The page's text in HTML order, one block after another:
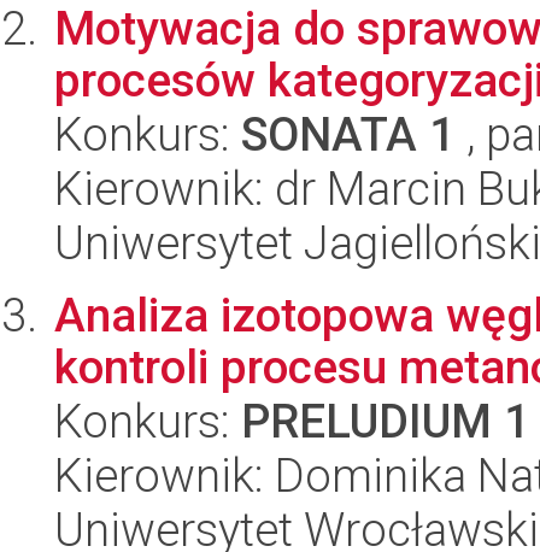
Motywacja do
procesów
Konkurs: SONATA 1 ,
Kierownik: dr Marcin
Uniwersytet
Analiza izotopowa
kontroli procesu
Konkurs: PRELUDIUM 1
Kierownik: Dominika
Uniwersytet